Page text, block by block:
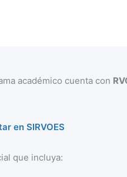
académico cuenta con
en SIRVOES
que incluya: